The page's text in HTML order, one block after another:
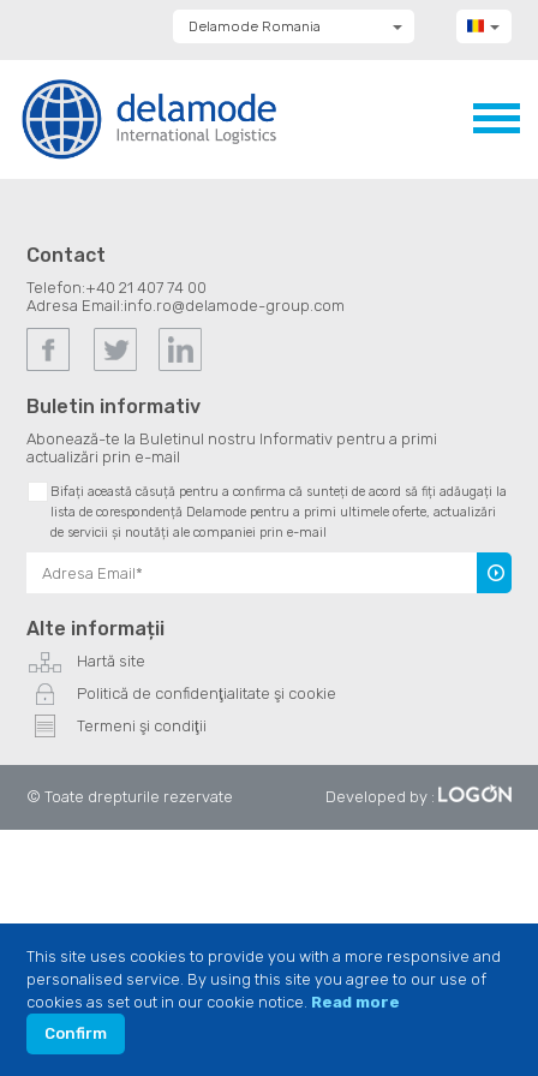
Delamode Romania
Delamode Bulgaria
Delamode Estonia
Delamode Latvia
Contact
Telefon:+40 21 407 74 00
Adresa Email:info.ro@delamode-group.com
Buletin informativ
Abonează-te la Buletinul nostru Informativ pentru a primi
actualizări prin e-mail
Bifați această căsuță pentru a confirma că sunteți de acord să fiți adăugați la
lista de corespondență Delamode pentru a primi ultimele oferte, actualizări
de servicii și noutăți ale companiei prin e-mail
Alte informații
Hartă site
Politică de confidenţialitate şi cookie
Termeni şi condiţii
© Toate drepturile rezervate Developed by :
This site uses cookies to provide you with a more responsive and
personalised service. By using this site you agree to our use of
cookies as set out in our cookie notice. Read more
Confirm